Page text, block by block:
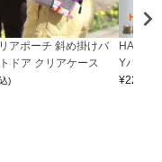
アポーチ 斜め掛けバ
ドア クリアケース
)
Yバッグ
¥22,000